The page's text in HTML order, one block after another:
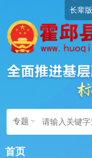
长辈版
专题
首页